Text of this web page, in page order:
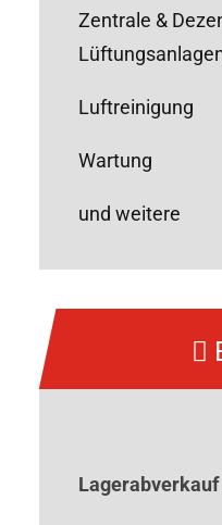
Zentrale &
Luftreinigung
Wartung
und weitere